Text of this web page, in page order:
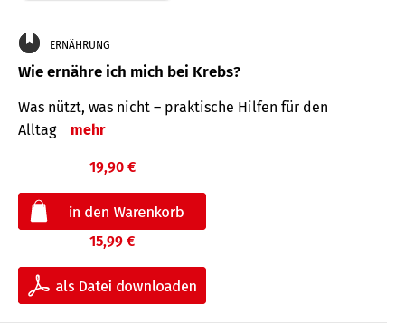
ERNÄHRUNG
Wie ernähre ich mich bei Krebs?
Was nützt, was nicht – praktische Hilfen für den
Alltag
mehr
19,90 €
15,99 €